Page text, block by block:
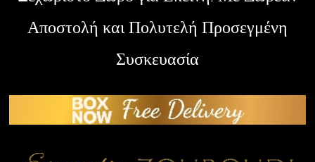
Αποστολή και Πολυτελή Προσεγμένη
Συσκευασία